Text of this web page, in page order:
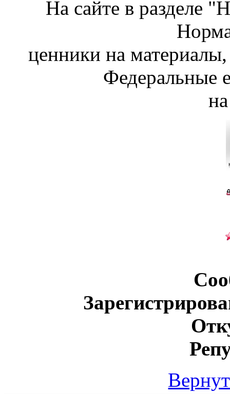
На сайте в разделе
ценники на
Федеральные